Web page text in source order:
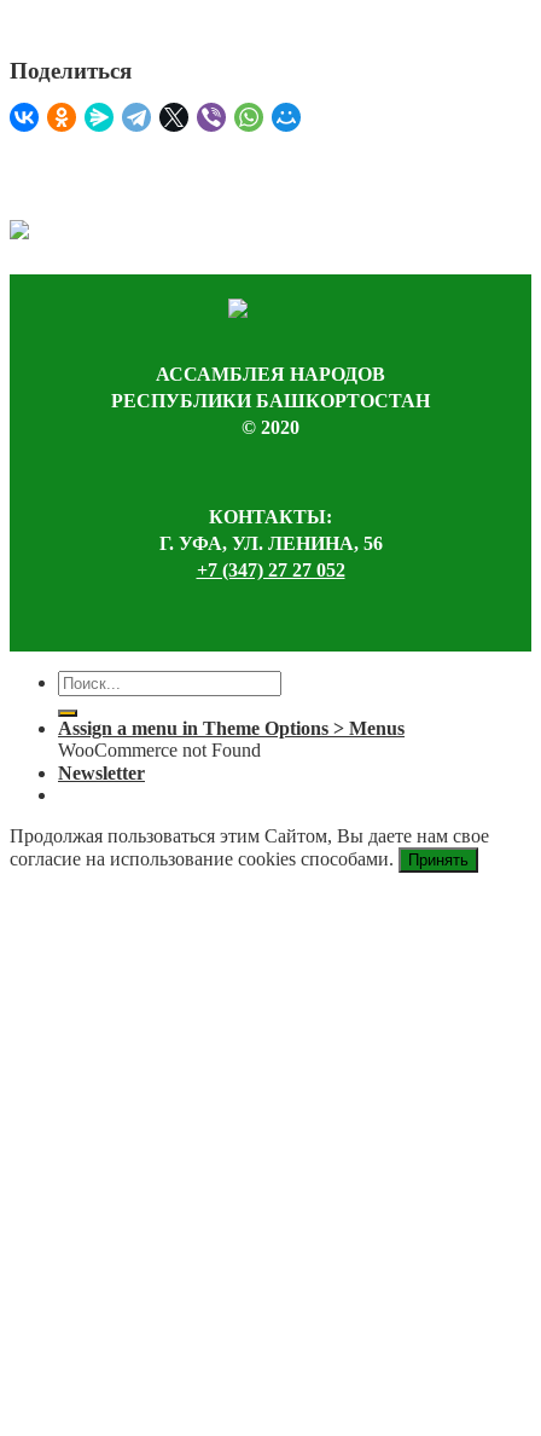
Поделиться
АССАМБЛЕЯ НАРОДОВ
РЕСПУБЛИКИ БАШКОРТОСТАН
© 2020
КОНТАКТЫ:
Г. УФА, УЛ. ЛЕНИНА, 56
+7 (347) 27 27 052
Assign a menu in Theme Options > Menus
WooCommerce not Found
Newsletter
Продолжая пользоваться этим Сайтом, Вы даете нам свое
согласие на использование cookies способами.
Принять